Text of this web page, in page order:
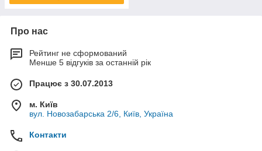
Про нас
Рейтинг не сформований
Менше 5 відгуків за останній рік
Працює з 30.07.2013
м. Київ
вул. Новозабарська 2/6, Київ, Україна
Контакти